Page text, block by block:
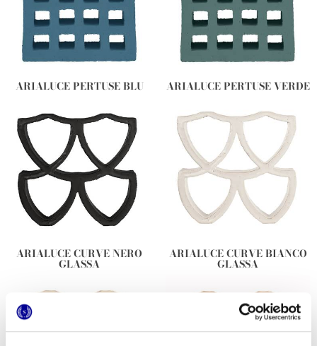
ARIALUCE PERTUSE BLU ARIALUCE PERTUSE VERDE
ARIALUCE CURVE NERO
GLASSA
ARIALUCE CURVE BIANCO
GLASSA